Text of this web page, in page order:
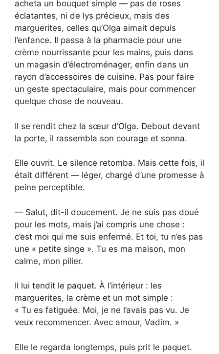
acheta un bouquet simple — pas de roses
éclatantes, ni de lys précieux, mais des
marguerites, celles qu’Olga aimait depuis
l’enfance. Il passa à la pharmacie pour une
crème nourrissante pour les mains, puis dans
un magasin d’électroménager, enfin dans un
rayon d’accessoires de cuisine. Pas pour faire
un geste spectaculaire, mais pour commencer
quelque chose de nouveau.
Il se rendit chez la sœur d’Olga. Debout devant
la porte, il rassembla son courage et sonna.
Elle ouvrit. Le silence retomba. Mais cette fois, il
était différent — léger, chargé d’une promesse à
peine perceptible.
— Salut, dit-il doucement. Je ne suis pas doué
pour les mots, mais j’ai compris une chose :
c’est moi qui me suis enfermé. Et toi, tu n’es pas
une « petite singe ». Tu es ma maison, mon
calme, mon pilier.
Il lui tendit le paquet. À l’intérieur : les
marguerites, la crème et un mot simple :
« Tu es fatiguée. Moi, je ne l’avais pas vu. Je
veux recommencer. Avec amour, Vadim. »
Elle le regarda longtemps, puis prit le paquet.